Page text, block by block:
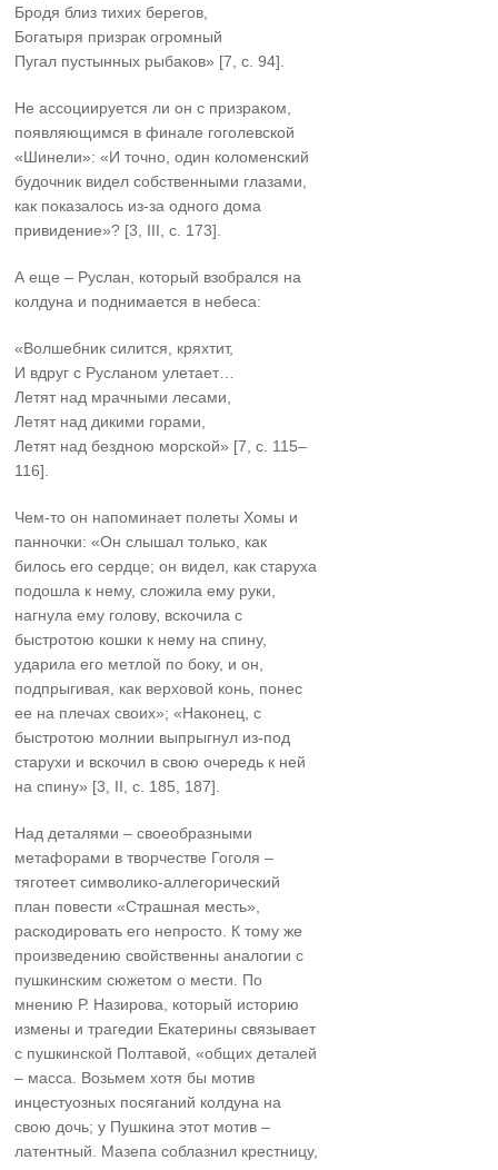
Бродя близ тихих берегов,
Богатыря призрак огромный
Пугал пустынных рыбаков» [7, с. 94].
Не ассоциируется ли он с призраком,
появляющимся в финале гоголевской
«Шинели»: «И точно, один коломенский
будочник видел собственными глазами,
как показалось из-за одного дома
привидение»? [3, III, с. 173].
А еще – Руслан, который взобрался на
колдуна и поднимается в небеса:
«Волшебник силится, кряхтит,
И вдруг с Русланом улетает…
Летят над мрачными лесами,
Летят над дикими горами,
Летят над бездною морской» [7, с. 115–
116].
Чем-то он напоминает полеты Хомы и
панночки: «Он слышал только, как
билось его сердце; он видел, как старуха
подошла к нему, сложила ему руки,
нагнула ему голову, вскочила с
быстротою кошки к нему на спину,
ударила его метлой по боку, и он,
подпрыгивая, как верховой конь, понес
ее на плечах своих»; «Наконец, с
быстротою молнии выпрыгнул из-под
старухи и вскочил в свою очередь к ней
на спину» [3, II, с. 185, 187].
Над деталями – своеобразными
метафорами в творчестве Гоголя –
тяготеет символико-аллегорический
план повести «Страшная месть»,
раскодировать его непросто. К тому же
произведению свойственны аналогии с
пушкинским сюжетом о мести. По
мнению Р. Назирова, который историю
измены и трагедии Екатерины связывает
с пушкинской Полтавой, «общих деталей
– масса. Возьмем хотя бы мотив
инцестуозных посяганий колдуна на
свою дочь; у Пушкина этот мотив –
латентный. Мазепа соблазнил крестницу,